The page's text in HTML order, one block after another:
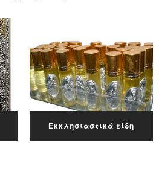
Εκκλησιαστικά είδη